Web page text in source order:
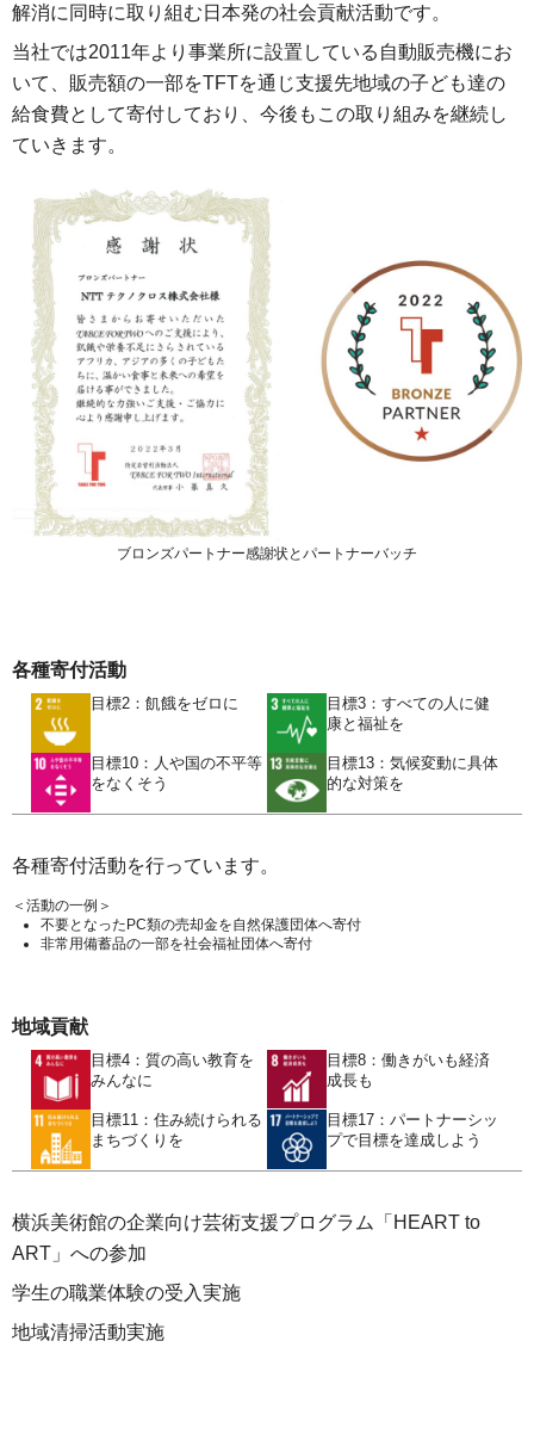
解消に同時に取り組む日本発の社会貢献活動です。
当社では2011年より事業所に設置している自動販売機にお
いて、販売額の一部をTFTを通じ支援先地域の子ども達の
給食費として寄付しており、今後もこの取り組みを継続し
ていきます。
ブロンズパートナー感謝状とパートナーバッチ
各種寄付活動
目標2：飢餓をゼロに
目標3：すべての人に健
康と福祉を
目標10：人や国の不平等
をなくそう
目標13：気候変動に具体
的な対策を
各種寄付活動を行っています。
＜活動の一例＞
不要となったPC類の売却金を自然保護団体へ寄付
非常用備蓄品の一部を社会福祉団体へ寄付
地域貢献
目標4：質の高い教育を
みんなに
目標8：働きがいも経済
成長も
目標11：住み続けられる
まちづくりを
目標17：パートナーシッ
プで目標を達成しよう
横浜美術館の企業向け芸術支援プログラム「HEART to
ART」への参加
学生の職業体験の受入実施
地域清掃活動実施